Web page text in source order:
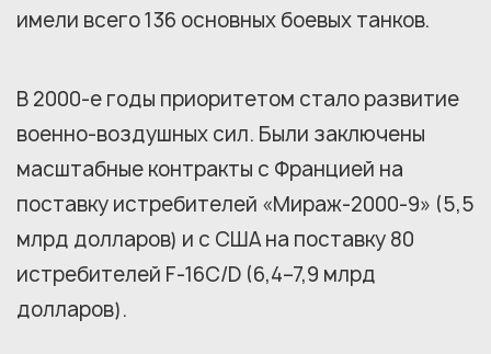
имели всего 136 основных боевых танков.
В 2000-е годы приоритетом стало развитие
военно-воздушных сил. Были заключены
масштабные контракты с Францией на
поставку истребителей «Мираж-2000-9» (5,5
млрд долларов) и с США на поставку 80
истребителей F-16C/D (6,4–7,9 млрд
долларов).